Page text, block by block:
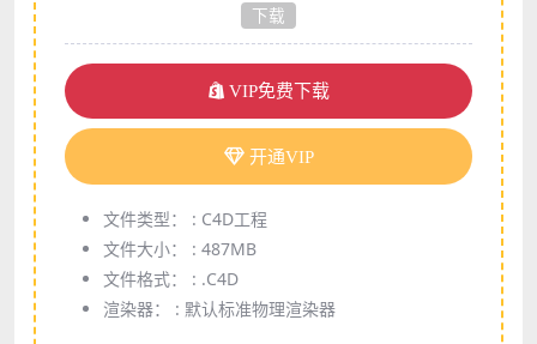
下载
VIP免费下载
开通VIP
文件类型： : C4D工程
文件大小： : 487MB
文件格式： : .C4D
渲染器： : 默认标准物理渲染器